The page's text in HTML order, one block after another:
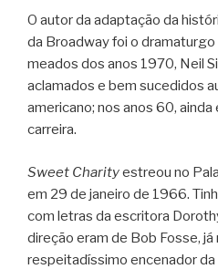
O autor da adaptação da
da Broadway foi o
meados dos anos 1970, Neil
aclamados e bem sucedidos
americano; nos anos 60,
carreira.
Sweet Charityestreou no
em 29 de janeiro de 1966.
com letras da escritora
direção eram de Bob Fosse, já
respeitadíssimo encenador da